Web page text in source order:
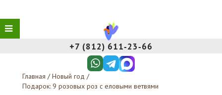
+7 (812) 611‑23‑66
Главная / Новый год /
Подарок: 9 розовых роз с еловыми ветвями